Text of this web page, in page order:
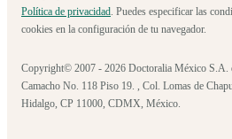
Política de privacidad . Puedes especificar las
cookies en la configuración de tu navegador.
Copyright© 2007 - 2026 Doctoralia México S.A.
Camacho No. 118 Piso 19. , Col. Lomas de
Hidalgo, CP 11000, CDMX, México.